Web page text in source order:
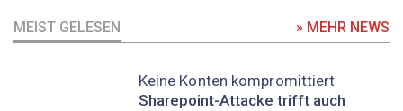
MEIST GELESEN » MEHR NEWS
Keine Konten kompromittiert
Sharepoint-Attacke trifft auch